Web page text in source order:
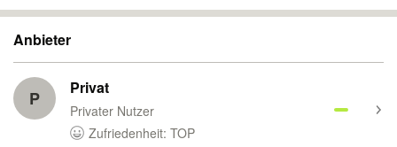
Anbieter
P Privat
Privater Nutzer
Zufriedenheit: TOP